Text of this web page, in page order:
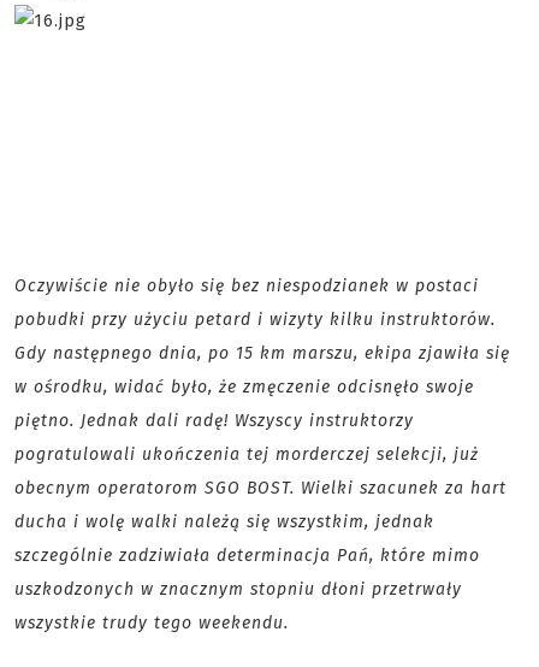
Oczywiście nie obyło się bez niespodzianek w postaci
pobudki przy użyciu petard i wizyty kilku instruktorów.
Gdy następnego dnia, po 15 km marszu, ekipa zjawiła się
w ośrodku, widać było, że zmęczenie odcisnęło swoje
piętno. Jednak dali radę! Wszyscy instruktorzy
pogratulowali ukończenia tej morderczej selekcji, już
obecnym operatorom SGO BOST. Wielki szacunek za hart
ducha i wolę walki należą się wszystkim, jednak
szczególnie zadziwiała determinacja Pań, które mimo
uszkodzonych w znacznym stopniu dłoni przetrwały
wszystkie trudy tego weekendu.